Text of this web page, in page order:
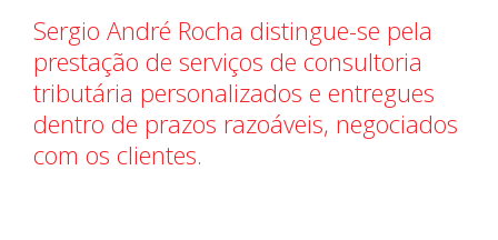
Sergio André Rocha distingue-se pela
prestação de serviços de consultoria
tributária personalizados e entregues
dentro de prazos razoáveis, negociados
com os clientes.